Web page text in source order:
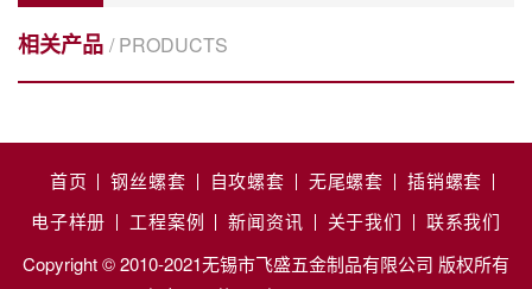
相关产品 / PRODUCTS
首页 钢丝螺套 自攻螺套 无尾螺套
插销螺套
电子样册
工程案例 新闻资讯 关于我们
联系我们
Copyright © 2010-2021无锡市飞盛五金制品有限公司 版权所有